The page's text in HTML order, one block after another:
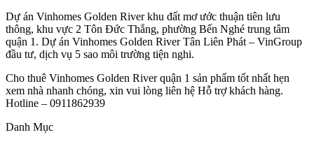
Dự án Vinhomes Golden River khu đất mơ ước thuận tiên lưu
thông, khu vực 2 Tôn Đức Thắng, phường Bến Nghé trung tâm
quận 1. Dự án Vinhomes Golden River Tân Liên Phát – VinGroup
đầu tư, dịch vụ 5 sao môi trường tiện nghi.
Cho thuê Vinhomes Golden River quận 1 sản phẩm tốt nhất hẹn
xem nhà nhanh chóng, xin vui lòng liên hệ Hỗ trợ khách hàng.
Hotline – 0911862939
Danh Mục